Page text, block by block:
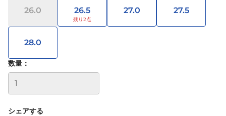
26.0 26.5 27.0 27.5
28.0
数量：
シェアする